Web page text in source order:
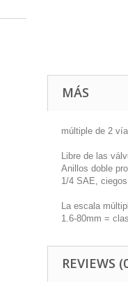
MÁS
múltiple de 2
Libre de las
Anillos doble
1/4 SAE,
La escala
1.6-80mm =
REVIEWS